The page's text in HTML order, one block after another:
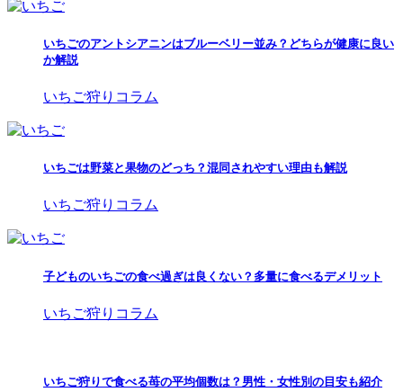
いちごのアントシアニンはブルーベリー並み？どちらが健康に良い
か解説
いちご狩りコラム
いちごは野菜と果物のどっち？混同されやすい理由も解説
いちご狩りコラム
子どものいちごの食べ過ぎは良くない？多量に食べるデメリット
いちご狩りコラム
いちご狩りで食べる苺の平均個数は？男性・女性別の目安も紹介